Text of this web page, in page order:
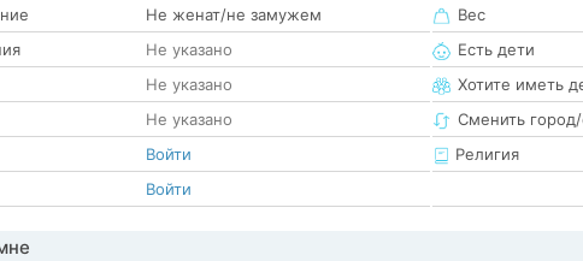
Не женат/не замужем
Не указано
Не указано
Не указано
Войти
Войти
Вес
Есть дети
Хотите иметь
Сменить
Религия